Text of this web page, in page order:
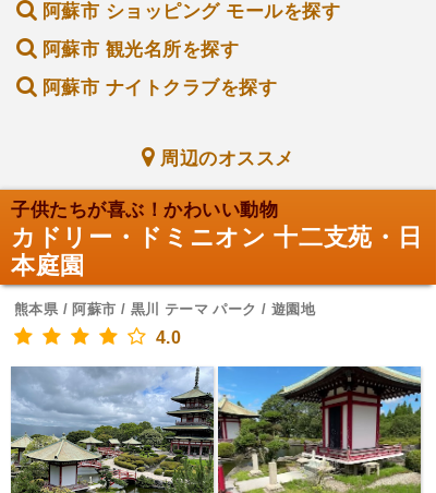
阿蘇市 ショッピング モールを探す
阿蘇市 観光名所を探す
阿蘇市 ナイトクラブを探す
周辺のオススメ
子供たちが喜ぶ！かわいい動物
カドリー・ドミニオン 十二支苑・日
本庭園
熊本県 / 阿蘇市 / 黒川 テーマ パーク / 遊園地
4.0